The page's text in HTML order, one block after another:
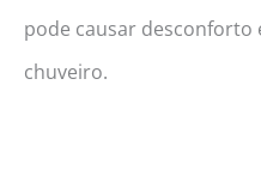
pode causar desconforto
chuveiro.